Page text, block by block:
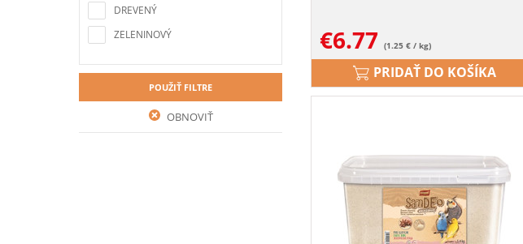
zodpovedajúce kritériám
DREVENÝ
ZELENINOVÝ
POUŽIŤ FILTRE
OBNOVIŤ
€6.77 (1.25 € / kg)
PRIDAŤ DO KOŠÍKA